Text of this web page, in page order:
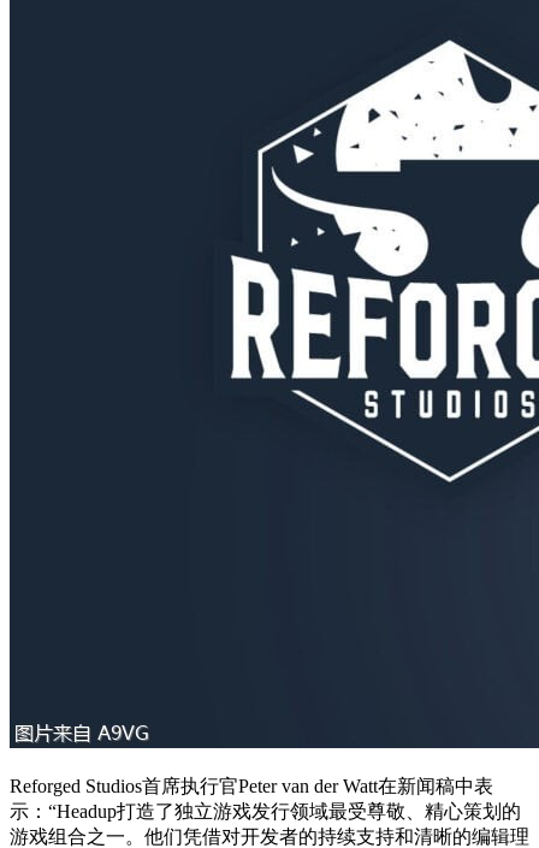
Reforged Studios首席执行官Peter van der Watt在新闻稿中表
示：“Headup打造了独立游戏发行领域最受尊敬、精心策划的
游戏组合之一。他们凭借对开发者的持续支持和清晰的编辑理